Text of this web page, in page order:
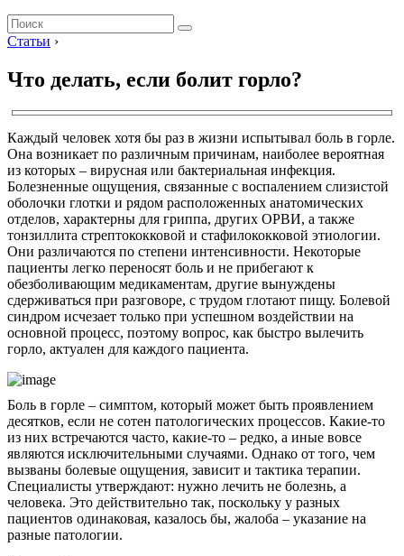
Статьи ›
Что делать, если болит горло?
Каждый человек хотя бы раз в жизни испытывал боль в горле.
Она возникает по различным причинам, наиболее вероятная
из которых – вирусная или бактериальная инфекция.
Болезненные ощущения, связанные с воспалением слизистой
оболочки глотки и рядом расположенных анатомических
отделов, характерны для гриппа, других ОРВИ, а также
тонзиллита стрептококковой и стафилококковой этиологии.
Они различаются по степени интенсивности. Некоторые
пациенты легко переносят боль и не прибегают к
обезболивающим медикаментам, другие вынуждены
сдерживаться при разговоре, с трудом глотают пищу. Болевой
синдром исчезает только при успешном воздействии на
основной процесс, поэтому вопрос, как быстро вылечить
горло, актуален для каждого пациента.
Боль в горле – симптом, который может быть проявлением
десятков, если не сотен патологических процессов. Какие-то
из них встречаются часто, какие-то – редко, а иные вовсе
являются исключительными случаями. Однако от того, чем
вызваны болевые ощущения, зависит и тактика терапии.
Специалисты утверждают: нужно лечить не болезнь, а
человека. Это действительно так, поскольку у разных
пациентов одинаковая, казалось бы, жалоба – указание на
разные патологии.